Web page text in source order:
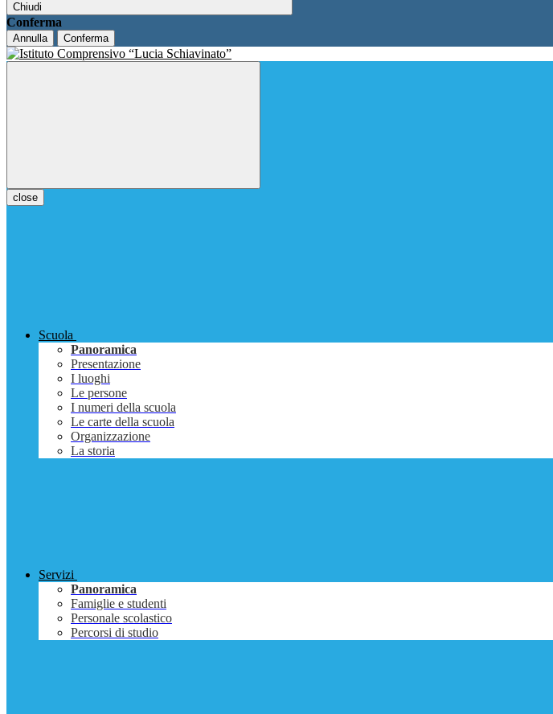
Chiudi
Conferma
Annulla Conferma
close
Scuola
Panoramica
Presentazione
I luoghi
Le persone
I numeri della scuola
Le carte della scuola
Organizzazione
La storia
Servizi
Panoramica
Famiglie e studenti
Personale scolastico
Percorsi di studio